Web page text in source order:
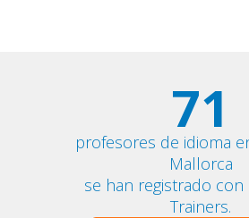
71
profesores de idioma
Mallorca
se han registrado con
Trainers.